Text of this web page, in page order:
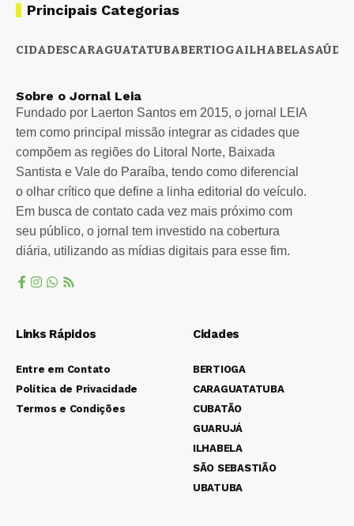
Principais Categorias
CIDADESCARAGUATATUBABERTIOGAILHABELASAÚDE
Sobre o Jornal Leia
Fundado por Laerton Santos em 2015, o jornal LEIA
tem como principal missão integrar as cidades que
compõem as regiões do Litoral Norte, Baixada
Santista e Vale do Paraíba, tendo como diferencial
o olhar crítico que define a linha editorial do veículo.
Em busca de contato cada vez mais próximo com
seu público, o jornal tem investido na cobertura
diária, utilizando as mídias digitais para esse fim.
Links Rápidos
Entre em Contato
Política de Privacidade
Termos e Condições
Cidades
BERTIOGA
CARAGUATATUBA
CUBATÃO
GUARUJÁ
ILHABELA
SÃO SEBASTIÃO
UBATUBA